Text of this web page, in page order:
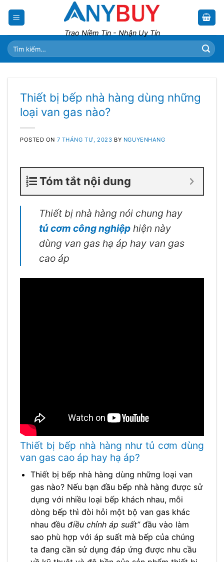
Trao Niềm Tin - Nhận Uy Tín
Tìm
kiếm:
Thiết bị bếp nhà hàng dùng những
loại van gas nào?
POSTED ON 7 THÁNG TƯ, 2023 BY NGUYENHANG
Tóm tắt nội dung
Thiết bị nhà hàng nói chung hay
tủ cơm công nghiệp hiện này
dùng van gas hạ áp hay van gas
cao áp
Thiết bị bếp nhà hàng như tủ cơm dùng
van gas cao áp hay hạ áp?
Thiết bị bếp nhà hàng dùng những loại van
gas nào? Nếu bạn đầu bếp nhà hàng được sử
dụng với nhiều loại bếp khách nhau, mỗi
dòng bếp thì đòi hỏi một bộ van gas khác
nhau đều điều chỉnh áp suất”đầu vào làm
sao phù hợp với áp suất mà bếp của chúng
ta đang cần sử dụng đáp ứng được nhu cầu